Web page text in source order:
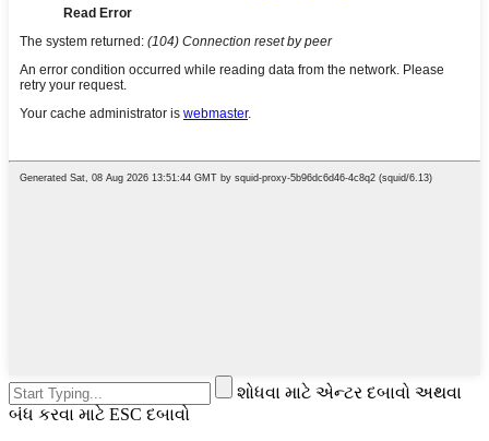
શોધવા માટે એન્ટર દબાવો અથવા
બંધ કરવા માટે ESC દબાવો